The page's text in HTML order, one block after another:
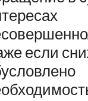
если